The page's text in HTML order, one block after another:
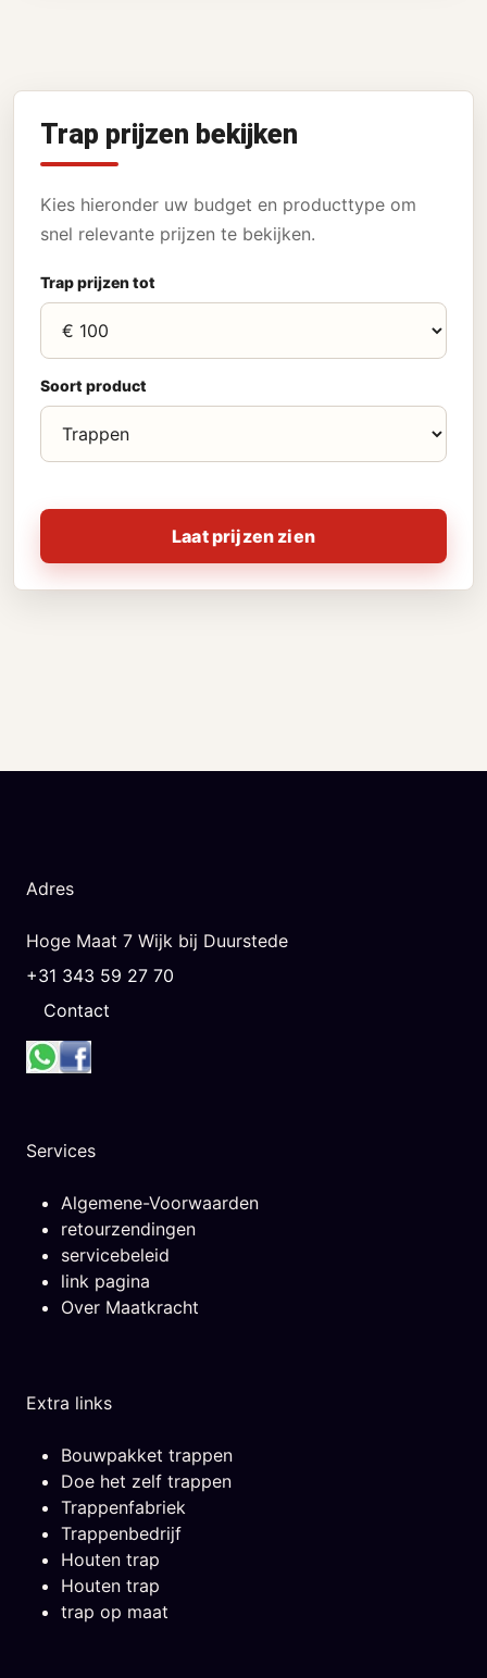
Trap prijzen bekijken
Kies hieronder uw budget en producttype om
snel relevante prijzen te bekijken.
Trap prijzen tot
Soort product
Adres
Hoge Maat 7 Wijk bij Duurstede
+31 343 59 27 70
Contact
Services
Algemene-Voorwaarden
retourzendingen
servicebeleid
link pagina
Over Maatkracht
Extra links
Bouwpakket trappen
Doe het zelf trappen
Trappenfabriek
Trappenbedrijf
Houten trap
Houten trap
trap op maat